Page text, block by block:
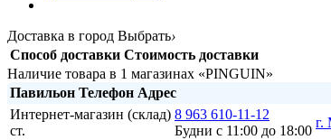
Доставка в город Выбрать›
Способ доставки Стоимость доставки
Наличие товара в 1 магазинах «PINGUIN»
Павильон Телефон Адрес
Интернет-магазин (склад)
ст.
8 963 610-11-12
Будни с 11:00 до 18:00
г.